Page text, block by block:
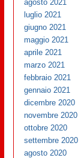
agosto 2021
luglio 2021
giugno 2021
maggio 2021
aprile 2021
marzo 2021
febbraio 2021
gennaio 2021
dicembre 2020
novembre 2020
ottobre 2020
settembre 2020
agosto 2020